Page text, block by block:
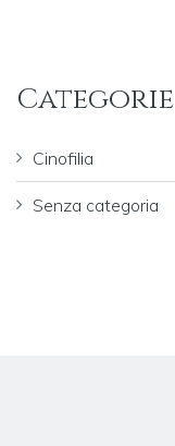
Categorie
Cinofilia
Senza categoria